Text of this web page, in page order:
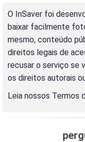
O InSaver foi
baixar facilmente
mesmo, conteúdo
direitos legais de
recusar o serviço se
os direitos autorais
Leia nossos Termos